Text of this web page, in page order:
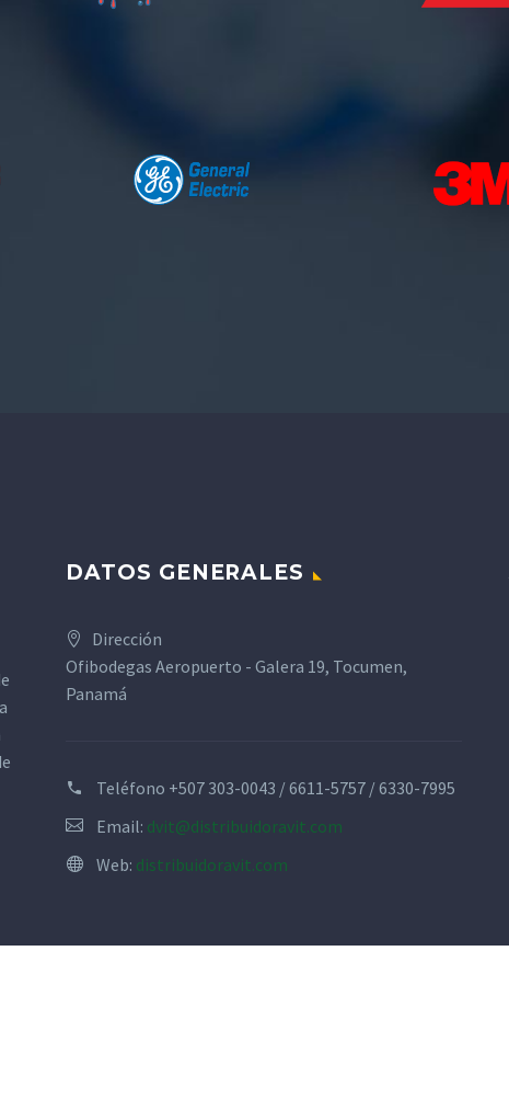
DATOS GENERALES
Dirección
Ofibodegas Aeropuerto - Galera 19, Tocumen,
Panamá
Teléfono +507 303-0043 / 6611-5757 / 6330-7995
Email: dvit@distribuidoravit.com
Web: distribuidoravit.com